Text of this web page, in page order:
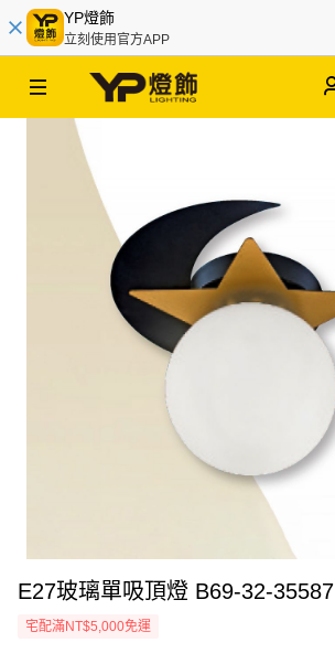
YP燈飾
立刻使用官方APP
E27玻璃單吸頂燈 B69-32-35587
宅配滿NT$5,000免運